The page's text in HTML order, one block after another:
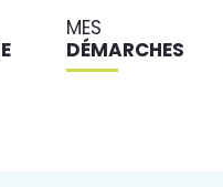
MES
DÉMARCHES